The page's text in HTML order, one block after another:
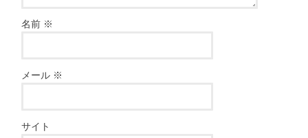
名前 ※
メール ※
サイト